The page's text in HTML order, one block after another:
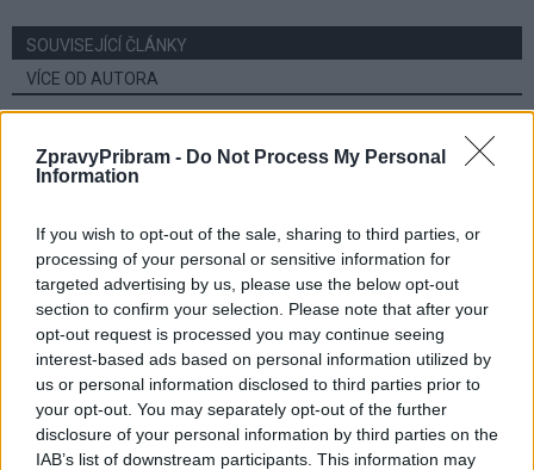
ZpravyPribram - Do Not Process My Personal
Information
If you wish to opt-out of the sale, sharing to third parties, or
processing of your personal or sensitive information for
targeted advertising by us, please use the below opt-out
section to confirm your selection. Please note that after your
opt-out request is processed you may continue seeing
interest-based ads based on personal information utilized by
us or personal information disclosed to third parties prior to
your opt-out. You may separately opt-out of the further
disclosure of your personal information by third parties on the
IAB’s list of downstream participants. This information may
SOUVISEJÍCÍ ČLÁNKY
VÍCE OD AUTORA
Většina koupališť na Příbramsku nabízí
výborné podmínky. Horší voda je jen na
Zpravodajství
Příbram modernizuje parkovací automaty.
Přibudou i tři nové poblíž Svaté Hory
Zpravodajství
Středočeský kraj upravil pravidla soutěže.
Obce nově získají body i za předcházení
vzniku odpadu